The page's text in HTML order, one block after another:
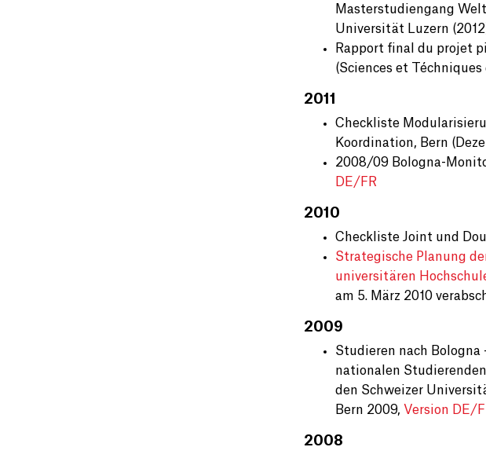
Masterstudiengang
Universität Luzern
Rapport final du projet
(Sciences et
2011
Checkliste
Koordination, Bern
2008/09 Bologna-
DE/FR
2010
Checkliste Joint und
Strategische Planung
universitären
am 5. März 2010
2009
Studieren nach
nationalen
den Schweizer
Bern 2009, Version DE/
2008